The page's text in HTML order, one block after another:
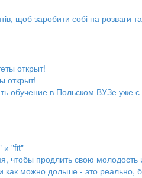
щоб заробити собі на розваги
открыт!
обучение в Польском ВУЗе уже
и "fit"
чтобы продлить свою
можно дольше - это реально,